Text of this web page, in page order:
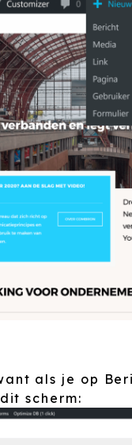
als je op
scherm: